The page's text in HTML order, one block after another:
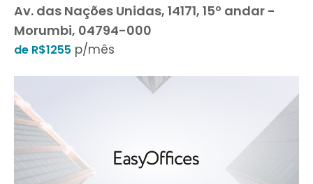
Av. das Nações Unidas, 14171, 15º andar -
Morumbi, 04794-000
de R$1255 p/mês